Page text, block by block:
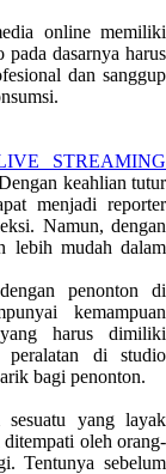
online memiliki
dasarnya harus
dan sanggup
STREAMING
keahlian tutur
menjadi reporter
Namun, dengan
lebih mudah dalam
penonton di
kemampuan
harus dimiliki
peralatan di studio
bagi penonton.
yang layak
ditempati oleh orang-
Tentunya sebelum